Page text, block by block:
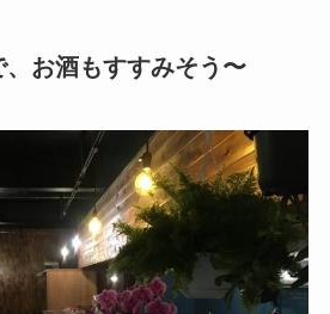
お酒もすすみそう〜